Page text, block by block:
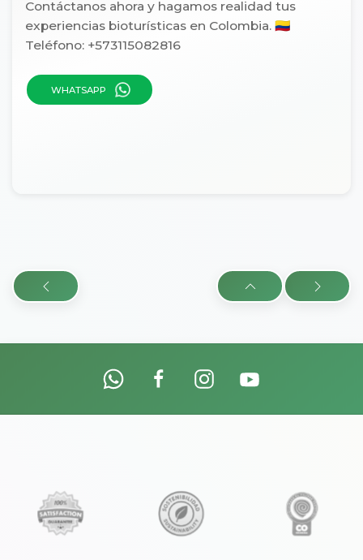
Contáctanos ahora y hagamos realidad tus
experiencias bioturísticas en Colombia. 🇨🇴
Teléfono: +573115082816
WHATSAPP